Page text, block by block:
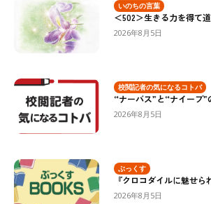
いのちの言葉
＜502＞生きる力を得て
2026年8月5日
校閲記者の気になるコトバ
“ナーバス”と“ナイーブ”
2026年8月5日
ぶっくす
『クロコダイルに魅せら
2026年8月5日